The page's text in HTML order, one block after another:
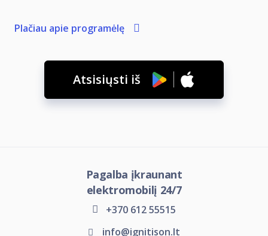
Plačiau apie programėlę
Atsisiųsti iš
Pagalba įkraunant
elektromobilį 24/7
+370 612 55515
info@ignitison.lt